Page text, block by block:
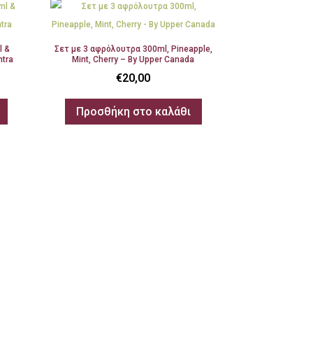
&
Σετ με 3 αφρόλουτρα 300ml, Pineapple,
Mint, Cherry – By Upper Canada
€20,00
Προσθήκη στο καλάθι